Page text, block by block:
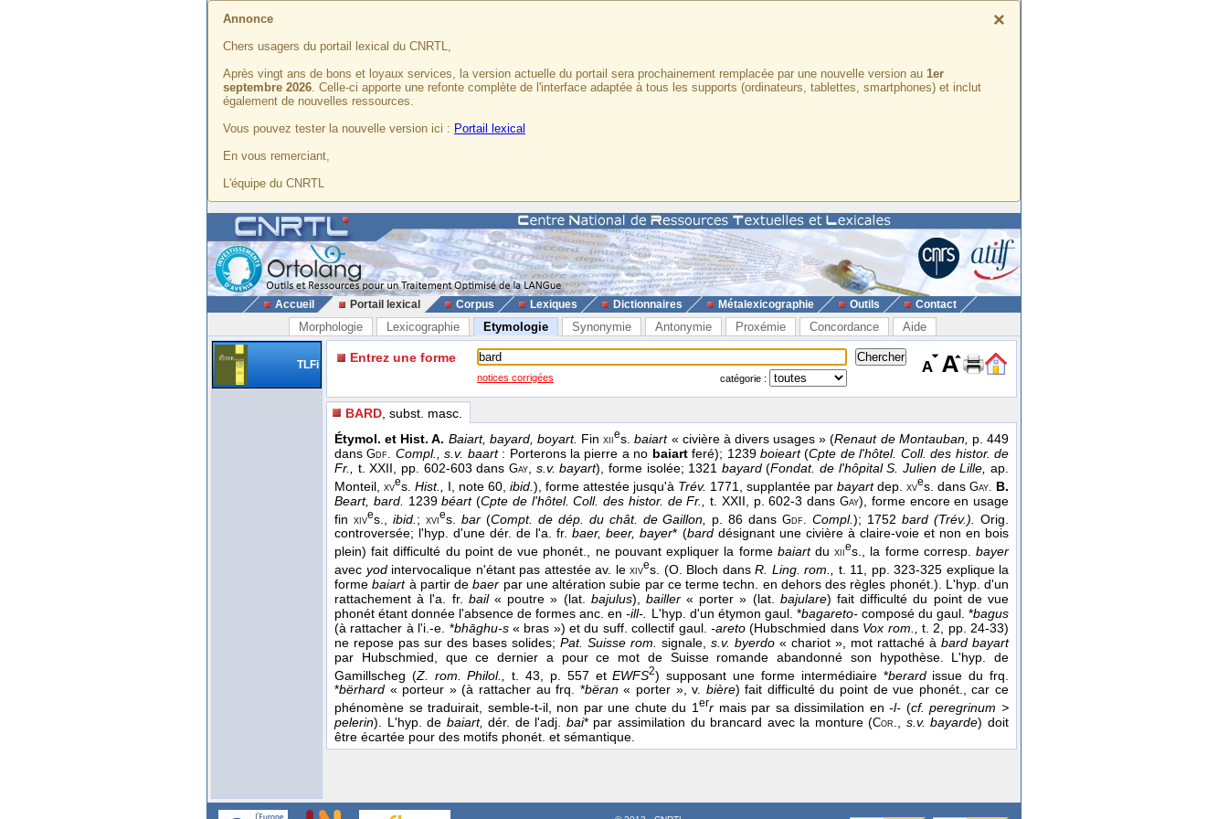
×
Annonce
Chers usagers du portail lexical du CNRTL,
Après vingt ans de bons et loyaux services, la version actuelle du portail sera prochainement remplacée par une nouvelle version au 1er
septembre 2026. Celle-ci apporte une refonte complète de l'interface adaptée à tous les supports (ordinateurs, tablettes, smartphones) et inclut
également de nouvelles ressources.
Vous pouvez tester la nouvelle version ici : Portail lexical
En vous remerciant,
L'équipe du CNRTL
Accueil Portail lexical Corpus Lexiques Dictionnaires Métalexicographie Outils Contact
Morphologie Lexicographie Etymologie Synonymie Antonymie Proxémie Concordance Aide
TLFi Entrez une forme
notices corrigées catégorie :
BARD , subst. masc.
Étymol. et Hist. A. Baiart, bayard, boyart. Finxiies.baiart « civière à divers usages » (Renaut de Montauban, p. 449
dansGdf. Compl., s.v. baart: Porterons la pierre a no baiartferé); 1239boieart(Cpte de l'hôtel. Coll. des histor. de
Fr.,
t. XXII, pp. 602-603 dans Gay, s.v. bayart), forme isolée; 1321 bayard(Fondat. de l'hôpital S. Julien de Lille, ap.
Monteil, xves. Hist., I, note 60, ibid. ), forme attestée jusqu'à Trév. 1771, supplantée par bayartdep. xves. dans Gay. B.
Beart, bard.
1239béart(Cpte de l'hôtel. Coll. des histor. de Fr., t. XXII, p. 602-3 dans Gay), forme encore en usage
fin xives., ibid. ; xvies. bar(Compt. de dép. du chât. de Gaillon, p. 86 dansGdf.Compl.); 1752bard (Trév.).
Orig.
controversée; l'hyp. d'une dér. de l'a. fr.baer, beer, bayer* (barddésignant une civière à claire-voie et non en bois
plein) fait difficulté du point de vue phonét., ne pouvant expliquer la forme baiartduxiies., la forme corresp.bayer
avec yodintervocalique n'étant pas attestée av. le xives. (O. Bloch dans R. Ling. rom.,
t. 11, pp. 323-325 explique la
formebaiartà partir debaer par une altération subie par ce terme techn. en dehors des règles phonét.). L'hyp. d'un
rattachement à l'a. fr. bail« poutre » (lat. bajulus), bailler« porter » (lat. bajulare) fait difficulté du point de vue
phonét étant donnée l'absence de formes anc. en-ill-. L'hyp. d'un étymon gaul. *bagareto-composé du gaul. *bagus
(à rattacher à l'i.-e. *bhāghu-s « bras ») et du suff. collectif gaul. -areto(Hubschmied dans Vox rom.,
t. 2, pp. 24-33)
ne repose pas sur des bases solides; Pat. Suisse rom. signale, s.v. byerdo « chariot », mot rattaché à bard bayart
par Hubschmied, que ce dernier a pour ce mot de Suisse romande abandonné son hypothèse. L'hyp. de
Gamillscheg (Z. rom. Philol., t. 43, p. 557 etEWFS2) supposant une forme intermédiaire *berardissue du frq.
*bërhard « porteur » (à rattacher au frq. *bëran« porter », v. bière) fait difficulté du point de vue phonét., car ce
phénomène se traduirait, semble-t-il, non par une chute du 1 err mais par sa dissimilation en-l- (cf. peregrinum >
pelerin). L'hyp. de baiart, dér. de l'adj. bai* par assimilation du brancard avec la monture (Cor. s.v. bayarde) doit
être écartée pour des motifs phonét. et sémantique.